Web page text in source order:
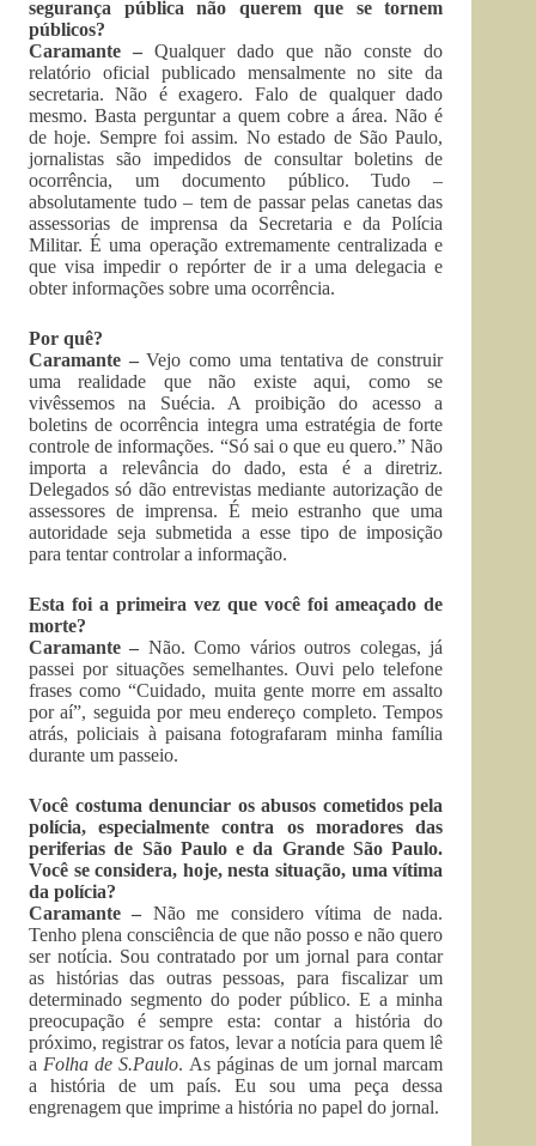
segurança pública não querem que se tornem
públicos?
Caramante –Qualquer dado que não conste do
relatório oficial publicado mensalmente no site da
secretaria. Não é exagero. Falo de qualquer dado
mesmo. Basta perguntar a quem cobre a área. Não é
de hoje. Sempre foi assim. No estado de São Paulo,
jornalistas são impedidos de consultar boletins de
ocorrência, um documento público. Tudo –
absolutamente tudo – tem de passar pelas canetas das
assessorias de imprensa da Secretaria e da Polícia
Militar. É uma operação extremamente centralizada e
que visa impedir o repórter de ir a uma delegacia e
obter informações sobre uma ocorrência.
Por quê?
Caramante –Vejo como uma tentativa de construir
uma realidade que não existe aqui, como se
vivêssemos na Suécia. A proibição do acesso a
boletins de ocorrência integra uma estratégia de forte
controle de informações. “Só sai o que eu quero.” Não
importa a relevância do dado, esta é a diretriz.
Delegados só dão entrevistas mediante autorização de
assessores de imprensa. É meio estranho que uma
autoridade seja submetida a esse tipo de imposição
para tentar controlar a informação.
Esta foi a primeira vez que você foi ameaçado de
morte?
Caramante – Não. Como vários outros colegas, já
passei por situações semelhantes. Ouvi pelo telefone
frases como “Cuidado, muita gente morre em assalto
por aí”, seguida por meu endereço completo. Tempos
atrás, policiais à paisana fotografaram minha família
durante um passeio.
Você costuma denunciar os abusos cometidos pela
polícia, especialmente contra os moradores das
periferias de São Paulo e da Grande São Paulo.
Você se considera, hoje, nesta situação, uma vítima
da polícia?
Caramante – Não me considero vítima de nada.
Tenho plena consciência de que não posso e não quero
ser notícia. Sou contratado por um jornal para contar
as histórias das outras pessoas, para fiscalizar um
determinado segmento do poder público. E a minha
preocupação é sempre esta: contar a história do
próximo, registrar os fatos, levar a notícia para quem lê
a Folha de S.Paulo. As páginas de um jornal marcam
a história de um país. Eu sou uma peça dessa
engrenagem que imprime a história no papel do jornal.